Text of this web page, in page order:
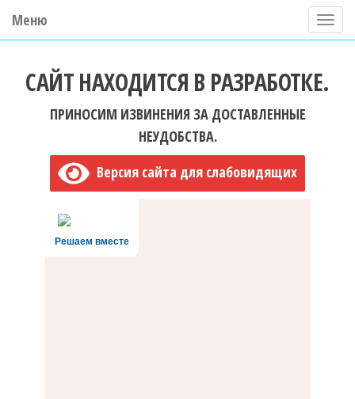
Меню
П
о
а
ГБУ ДО "Центр "Ладога"
САЙТ НАХОДИТСЯ В РАЗРАБОТКЕ.
ПРИНОСИМ ИЗВИНЕНИЯ ЗА ДОСТАВЛЕННЫЕ
НЕУДОБСТВА.
Версия сайта для слабовидящих
Решаем вместе